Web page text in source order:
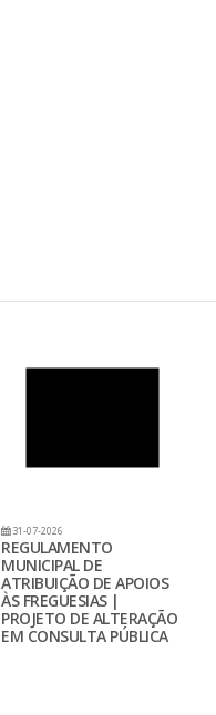
31-07-2026
REGULAMENTO
MUNICIPAL DE
ATRIBUIÇÃO DE APOIOS
ÀS FREGUESIAS |
PROJETO DE ALTERAÇÃO
EM CONSULTA PÚBLICA